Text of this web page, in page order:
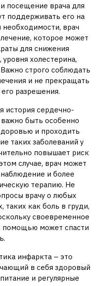
посещение врача для
поддерживать его на
врач
которое может
для снижения
холестерина,
строго соблюдать
и не прекращать
разрешения.
история сердечно-
быть особенно
и проходить
таких заболеваний у
повышает риск
случае, врач может
и более
терапию. Не
врачу о любых
как боль в груди,
своевременное
помощью может спасти
инфаркта – это
в себя здоровый
и регулярные